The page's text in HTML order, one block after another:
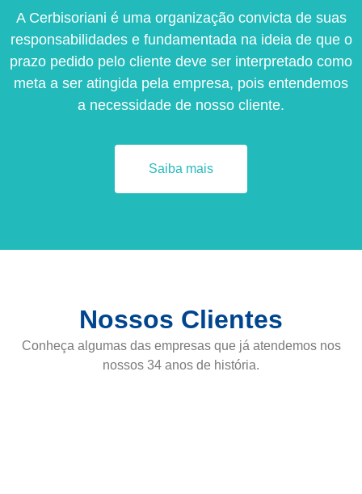
A Cerbisoriani é uma organização convicta de suas
responsabilidades e fundamentada na ideia de que o
prazo pedido pelo cliente deve ser interpretado como
meta a ser atingida pela empresa, pois entendemos
a necessidade de nosso cliente.
Saiba mais
Nossos Clientes
Conheça algumas das empresas que já atendemos nos
nossos 34 anos de história.